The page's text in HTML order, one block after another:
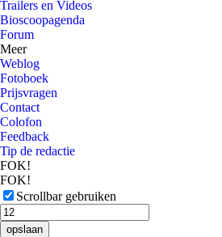
Trailers en Videos
Bioscoopagenda
Forum
Meer
Weblog
Fotoboek
Prijsvragen
Contact
Colofon
Feedback
Tip de redactie
FOK!
FOK!
Scrollbar gebruiken
opslaan